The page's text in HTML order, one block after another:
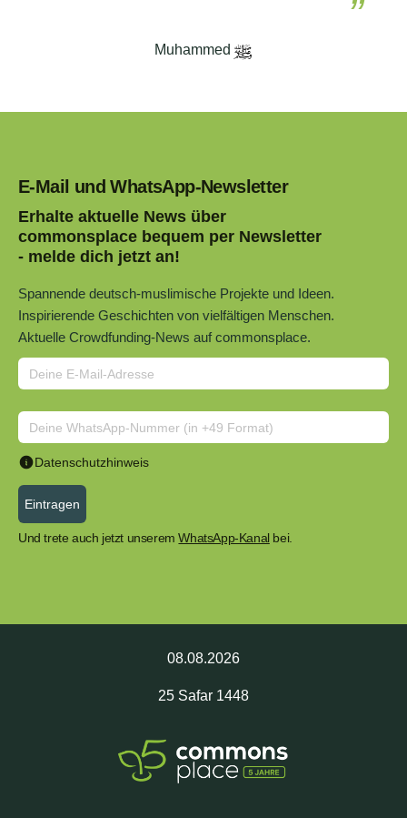
Muhammed
E-Mail und WhatsApp-Newsletter
Erhalte aktuelle News über
commonsplace bequem per Newsletter
- melde dich jetzt an!
Spannende deutsch-muslimische Projekte und Ideen.
Inspirierende Geschichten von vielfältigen Menschen.
Aktuelle Crowdfunding-News auf commonsplace.
Datenschutzhinweis
Eintragen
Und trete auch jetzt unserem WhatsApp-Kanal bei.
08.08.2026
25 Safar 1448
CrowdFunding